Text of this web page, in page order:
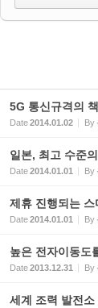
5G 통신규격의
Date2014.01.02 By
일본, 최고 수준
Date2014.01.01 By
제휴 진행되는
Date2014.01.01 By
높은 전자이동도
Date2013.12.31 By
세계 조력 발전소